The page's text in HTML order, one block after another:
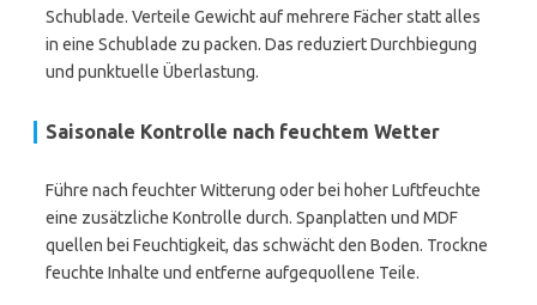
Schublade. Verteile Gewicht auf mehrere Fächer statt alles
in eine Schublade zu packen. Das reduziert Durchbiegung
und punktuelle Überlastung.
Saisonale Kontrolle nach feuchtem Wetter
Führe nach feuchter Witterung oder bei hoher Luftfeuchte
eine zusätzliche Kontrolle durch. Spanplatten und MDF
quellen bei Feuchtigkeit, das schwächt den Boden. Trockne
feuchte Inhalte und entferne aufgequollene Teile.